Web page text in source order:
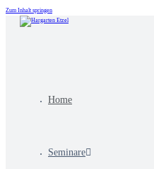
Zum Inhalt springen
Home
Seminare